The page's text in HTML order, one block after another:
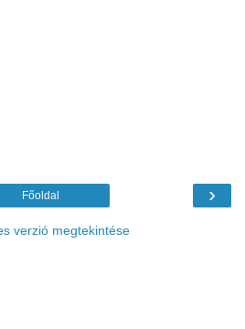
›
Főoldal
verzió megtekintése